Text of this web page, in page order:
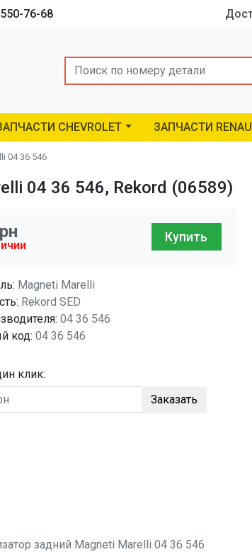
76-68
Search
CHEVROLET ЗАПЧАСТИ
04 36 546
04 36 546, Rekord (06589)
Купить
Magneti Marelli
Rekord SED
04 36 546
код: 04 36 546
клик:
Заказать
задний Magneti Marelli 04 36 546